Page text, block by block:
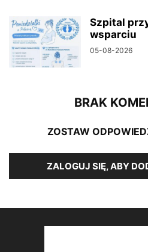
Szpital
wsparciu
05-08-2026
BRAK
ZOSTAW
ZALOGUJ SIĘ, ABY